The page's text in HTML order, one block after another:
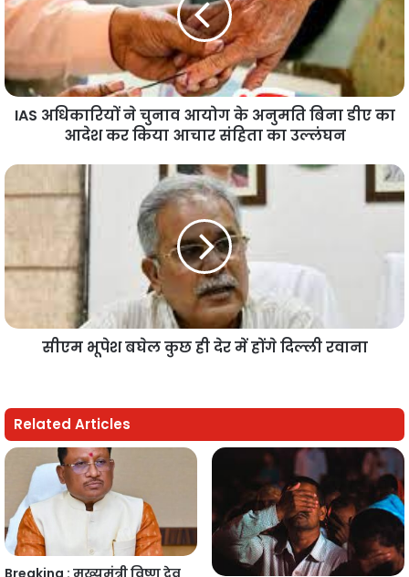
IAS अधिकारियों ने चुनाव आयोग के अनुमति बिना डीए का
आदेश कर किया आचार संहिता का उल्लंघन
सीएम भूपेश बघेल कुछ ही देर में होंगे दिल्ली रवाना
Related Articles